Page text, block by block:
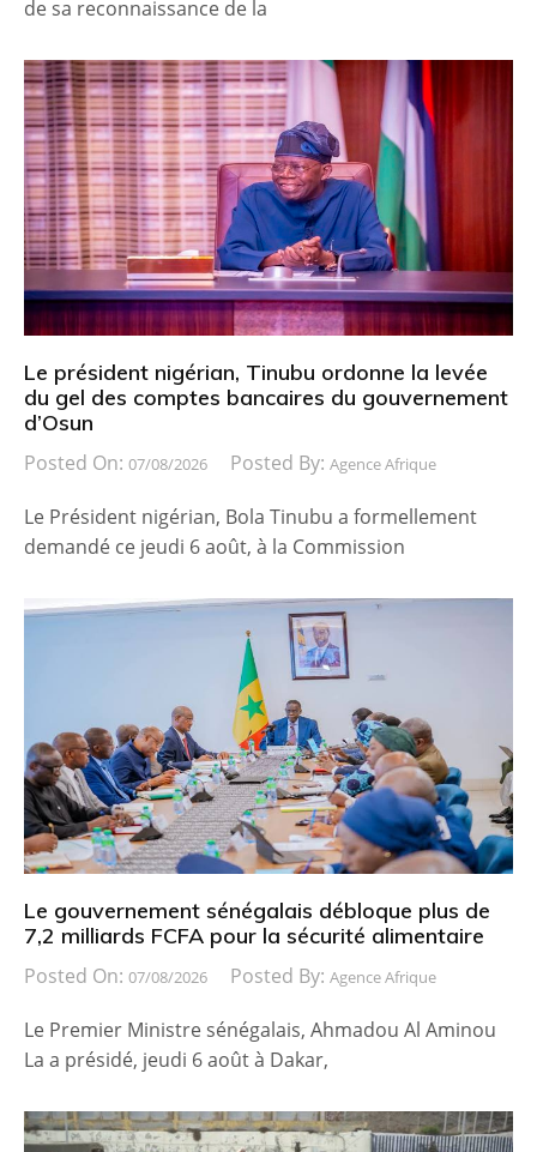
de sa reconnaissance de la
Le président nigérian, Tinubu ordonne la levée
du gel des comptes bancaires du gouvernement
d’Osun
Posted On: 07/08/2026 Posted By: Agence Afrique
Le Président nigérian, Bola Tinubu a formellement
demandé ce jeudi 6 août, à la Commission
Le gouvernement sénégalais débloque plus de
7,2 milliards FCFA pour la sécurité alimentaire
Posted On: 07/08/2026 Posted By: Agence Afrique
Le Premier Ministre sénégalais, Ahmadou Al Aminou
La a présidé, jeudi 6 août à Dakar,